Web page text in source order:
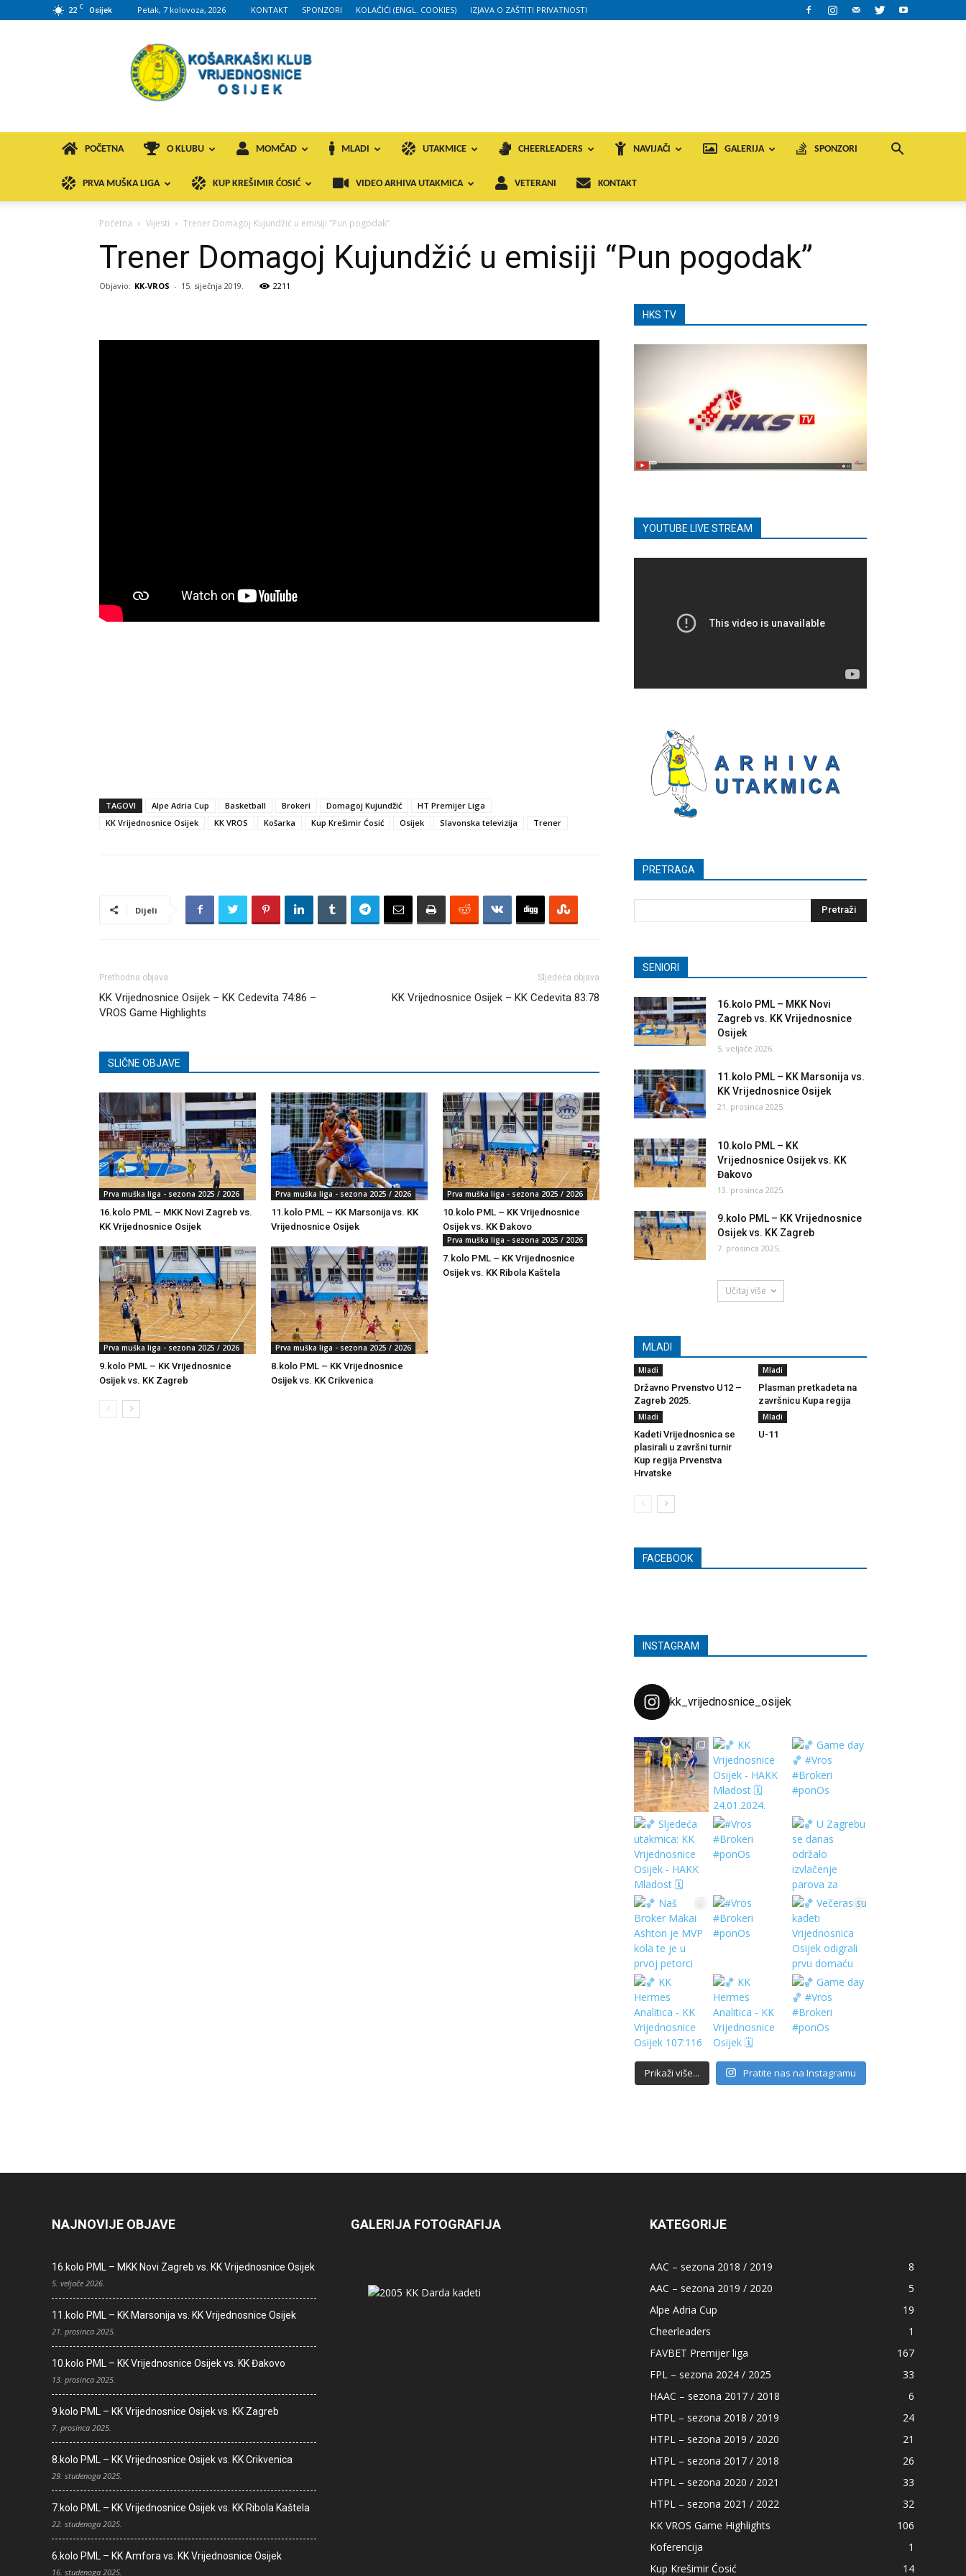
22 C Osijek Petak, 7 kolovoza, 2026 KONTAKT SPONZORI KOLAČIĆI (ENGL. COOKIES) IZJAVA O ZAŠTITI PRIVATNOSTI
KK
VROS
POČETNA O KLUBU MOMČAD MLADI UTAKMICE CHEERLEADERS NAVIJAČI GALERIJA SPONZORI
PRVA MUŠKA LIGA KUP KREŠIMIR ĆOSIĆ VIDEO ARHIVA UTAKMICA VETERANI KONTAKT
Početna Vijesti Trener Domagoj Kujundžić u emisiji “Pun pogodak”
Trener Domagoj Kujundžić u emisiji “Pun pogodak”
Objavio: KK-VROS - 15. siječnja 2019. 2211
TAGOVI Alpe Adria Cup Basketball Brokeri Domagoj Kujundžić
HT Premijer Liga
KK Vrijednosnice Osijek
KK VROS Košarka Kup Krešimir Ćosić Osijek Slavonska televizija Trener
Dijeli
Prethodna objava
KK Vrijednosnice Osijek – KK Cedevita 74:86 –
VROS Game Highlights
Sljedeća objava
KK Vrijednosnice Osijek – KK Cedevita 83:78
SLIČNE OBJAVE
Prva muška liga - sezona 2025 / 2026
16.kolo PML – MKK Novi Zagreb vs.
KK Vrijednosnice Osijek
Prva muška liga - sezona 2025 / 2026
11.kolo PML – KK Marsonija vs. KK
Vrijednosnice Osijek
Prva muška liga - sezona 2025 / 2026
10.kolo PML – KK Vrijednosnice
Osijek vs. KK Đakovo
Prva muška liga - sezona 2025 / 2026
9.kolo PML – KK Vrijednosnice
Osijek vs. KK Zagreb
Prva muška liga - sezona 2025 / 2026
8.kolo PML – KK Vrijednosnice
Osijek vs. KK Crikvenica
Prva muška liga - sezona 2025 / 2026
7.kolo PML – KK Vrijednosnice
Osijek vs. KK Ribola Kaštela
HKS TV
YOUTUBE LIVE STREAM
PRETRAGA
SENIORI
16.kolo PML – MKK Novi
Zagreb vs. KK Vrijednosnice
Osijek
5. veljače 2026.
11.kolo PML – KK Marsonija vs.
KK Vrijednosnice Osijek
21. prosinca 2025.
10.kolo PML – KK
Vrijednosnice Osijek vs. KK
Đakovo
13. prosinca 2025.
9.kolo PML – KK Vrijednosnice
Osijek vs. KK Zagreb
7. prosinca 2025.
Učitaj više
MLADI
Mladi
Državno Prvenstvo U12 –
Zagreb 2025.
Mladi
Plasman pretkadeta na
završnicu Kupa regija
Mladi
Kadeti Vrijednosnica se
plasirali u završni turnir
Kup regija Prvenstva
Hrvatske
Mladi
U-11
FACEBOOK
INSTAGRAM
kk_vrijednosnice_osijek
Prikaži više... Pratite nas na Instagramu
NAJNOVIJE OBJAVE
16.kolo PML – MKK Novi Zagreb vs. KK Vrijednosnice Osijek
5. veljače 2026.
11.kolo PML – KK Marsonija vs. KK Vrijednosnice Osijek
21. prosinca 2025.
10.kolo PML – KK Vrijednosnice Osijek vs. KK Đakovo
13. prosinca 2025.
9.kolo PML – KK Vrijednosnice Osijek vs. KK Zagreb
7. prosinca 2025.
8.kolo PML – KK Vrijednosnice Osijek vs. KK Crikvenica
29. studenoga 2025.
7.kolo PML – KK Vrijednosnice Osijek vs. KK Ribola Kaštela
22. studenoga 2025.
6.kolo PML – KK Amfora vs. KK Vrijednosnice Osijek
16. studenoga 2025.
GALERIJA FOTOGRAFIJA KATEGORIJE
AAC – sezona 2018 / 2019
8
AAC – sezona 2019 / 2020
5
Alpe Adria Cup
19
Cheerleaders
1
FAVBET Premijer liga
167
FPL – sezona 2024 / 2025
33
HAAC – sezona 2017 / 2018
6
HTPL – sezona 2018 / 2019
24
HTPL – sezona 2019 / 2020
21
HTPL – sezona 2017 / 2018
26
HTPL – sezona 2020 / 2021
33
HTPL – sezona 2021 / 2022
32
KK VROS Game Highlights
106
Koferencija
1
Kup Krešimir Ćosić
14